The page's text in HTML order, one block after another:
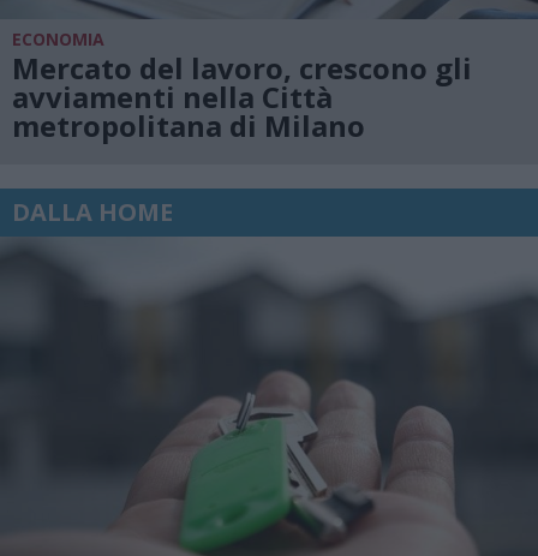
ECONOMIA
Mercato del lavoro, crescono gli
avviamenti nella Città
metropolitana di Milano
DALLA HOME